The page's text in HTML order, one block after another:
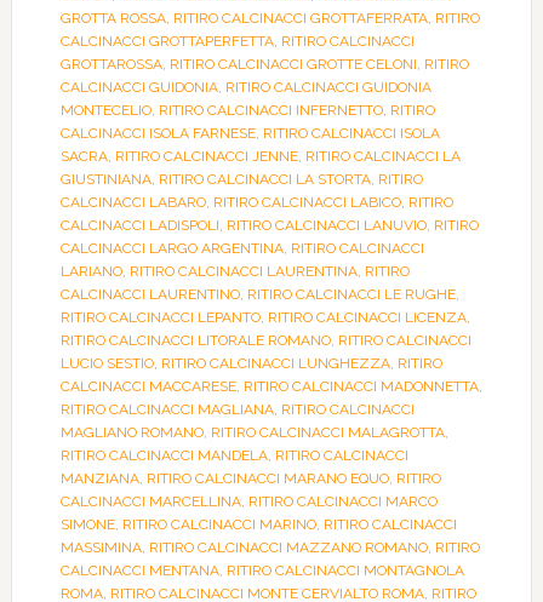
GROTTA ROSSA, RITIRO CALCINACCI GROTTAFERRATA, RITIRO
CALCINACCI GROTTAPERFETTA, RITIRO CALCINACCI
GROTTAROSSA, RITIRO CALCINACCI GROTTE CELONI, RITIRO
CALCINACCI GUIDONIA, RITIRO CALCINACCI GUIDONIA
MONTECELIO, RITIRO CALCINACCI INFERNETTO, RITIRO
CALCINACCI ISOLA FARNESE, RITIRO CALCINACCI ISOLA
SACRA, RITIRO CALCINACCI JENNE, RITIRO CALCINACCI LA
GIUSTINIANA, RITIRO CALCINACCI LA STORTA, RITIRO
CALCINACCI LABARO, RITIRO CALCINACCI LABICO, RITIRO
CALCINACCI LADISPOLI, RITIRO CALCINACCI LANUVIO, RITIRO
CALCINACCI LARGO ARGENTINA, RITIRO CALCINACCI
LARIANO, RITIRO CALCINACCI LAURENTINA, RITIRO
CALCINACCI LAURENTINO, RITIRO CALCINACCI LE RUGHE,
RITIRO CALCINACCI LEPANTO, RITIRO CALCINACCI LICENZA,
RITIRO CALCINACCI LITORALE ROMANO, RITIRO CALCINACCI
LUCIO SESTIO, RITIRO CALCINACCI LUNGHEZZA, RITIRO
CALCINACCI MACCARESE, RITIRO CALCINACCI MADONNETTA,
RITIRO CALCINACCI MAGLIANA, RITIRO CALCINACCI
MAGLIANO ROMANO, RITIRO CALCINACCI MALAGROTTA,
RITIRO CALCINACCI MANDELA, RITIRO CALCINACCI
MANZIANA, RITIRO CALCINACCI MARANO EQUO, RITIRO
CALCINACCI MARCELLINA, RITIRO CALCINACCI MARCO
SIMONE, RITIRO CALCINACCI MARINO, RITIRO CALCINACCI
MASSIMINA, RITIRO CALCINACCI MAZZANO ROMANO, RITIRO
CALCINACCI MENTANA, RITIRO CALCINACCI MONTAGNOLA
ROMA, RITIRO CALCINACCI MONTE CERVIALTO ROMA, RITIRO